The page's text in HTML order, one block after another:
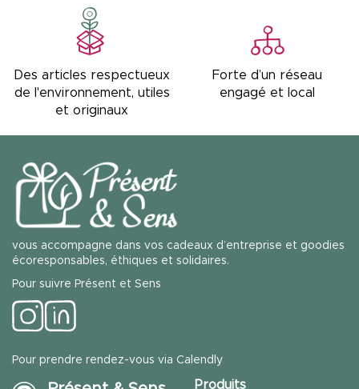
Des articles respectueux
de l'environnement, utiles
et originaux
Forte d’un réseau
engagé et local
vous accompagne dans vos cadeaux d’entreprise et goodies
écoresponsables, éthiques et solidaires.
Pour suivre Présent et Sens
Pour prendre rendez-vous via Calendly
Produits